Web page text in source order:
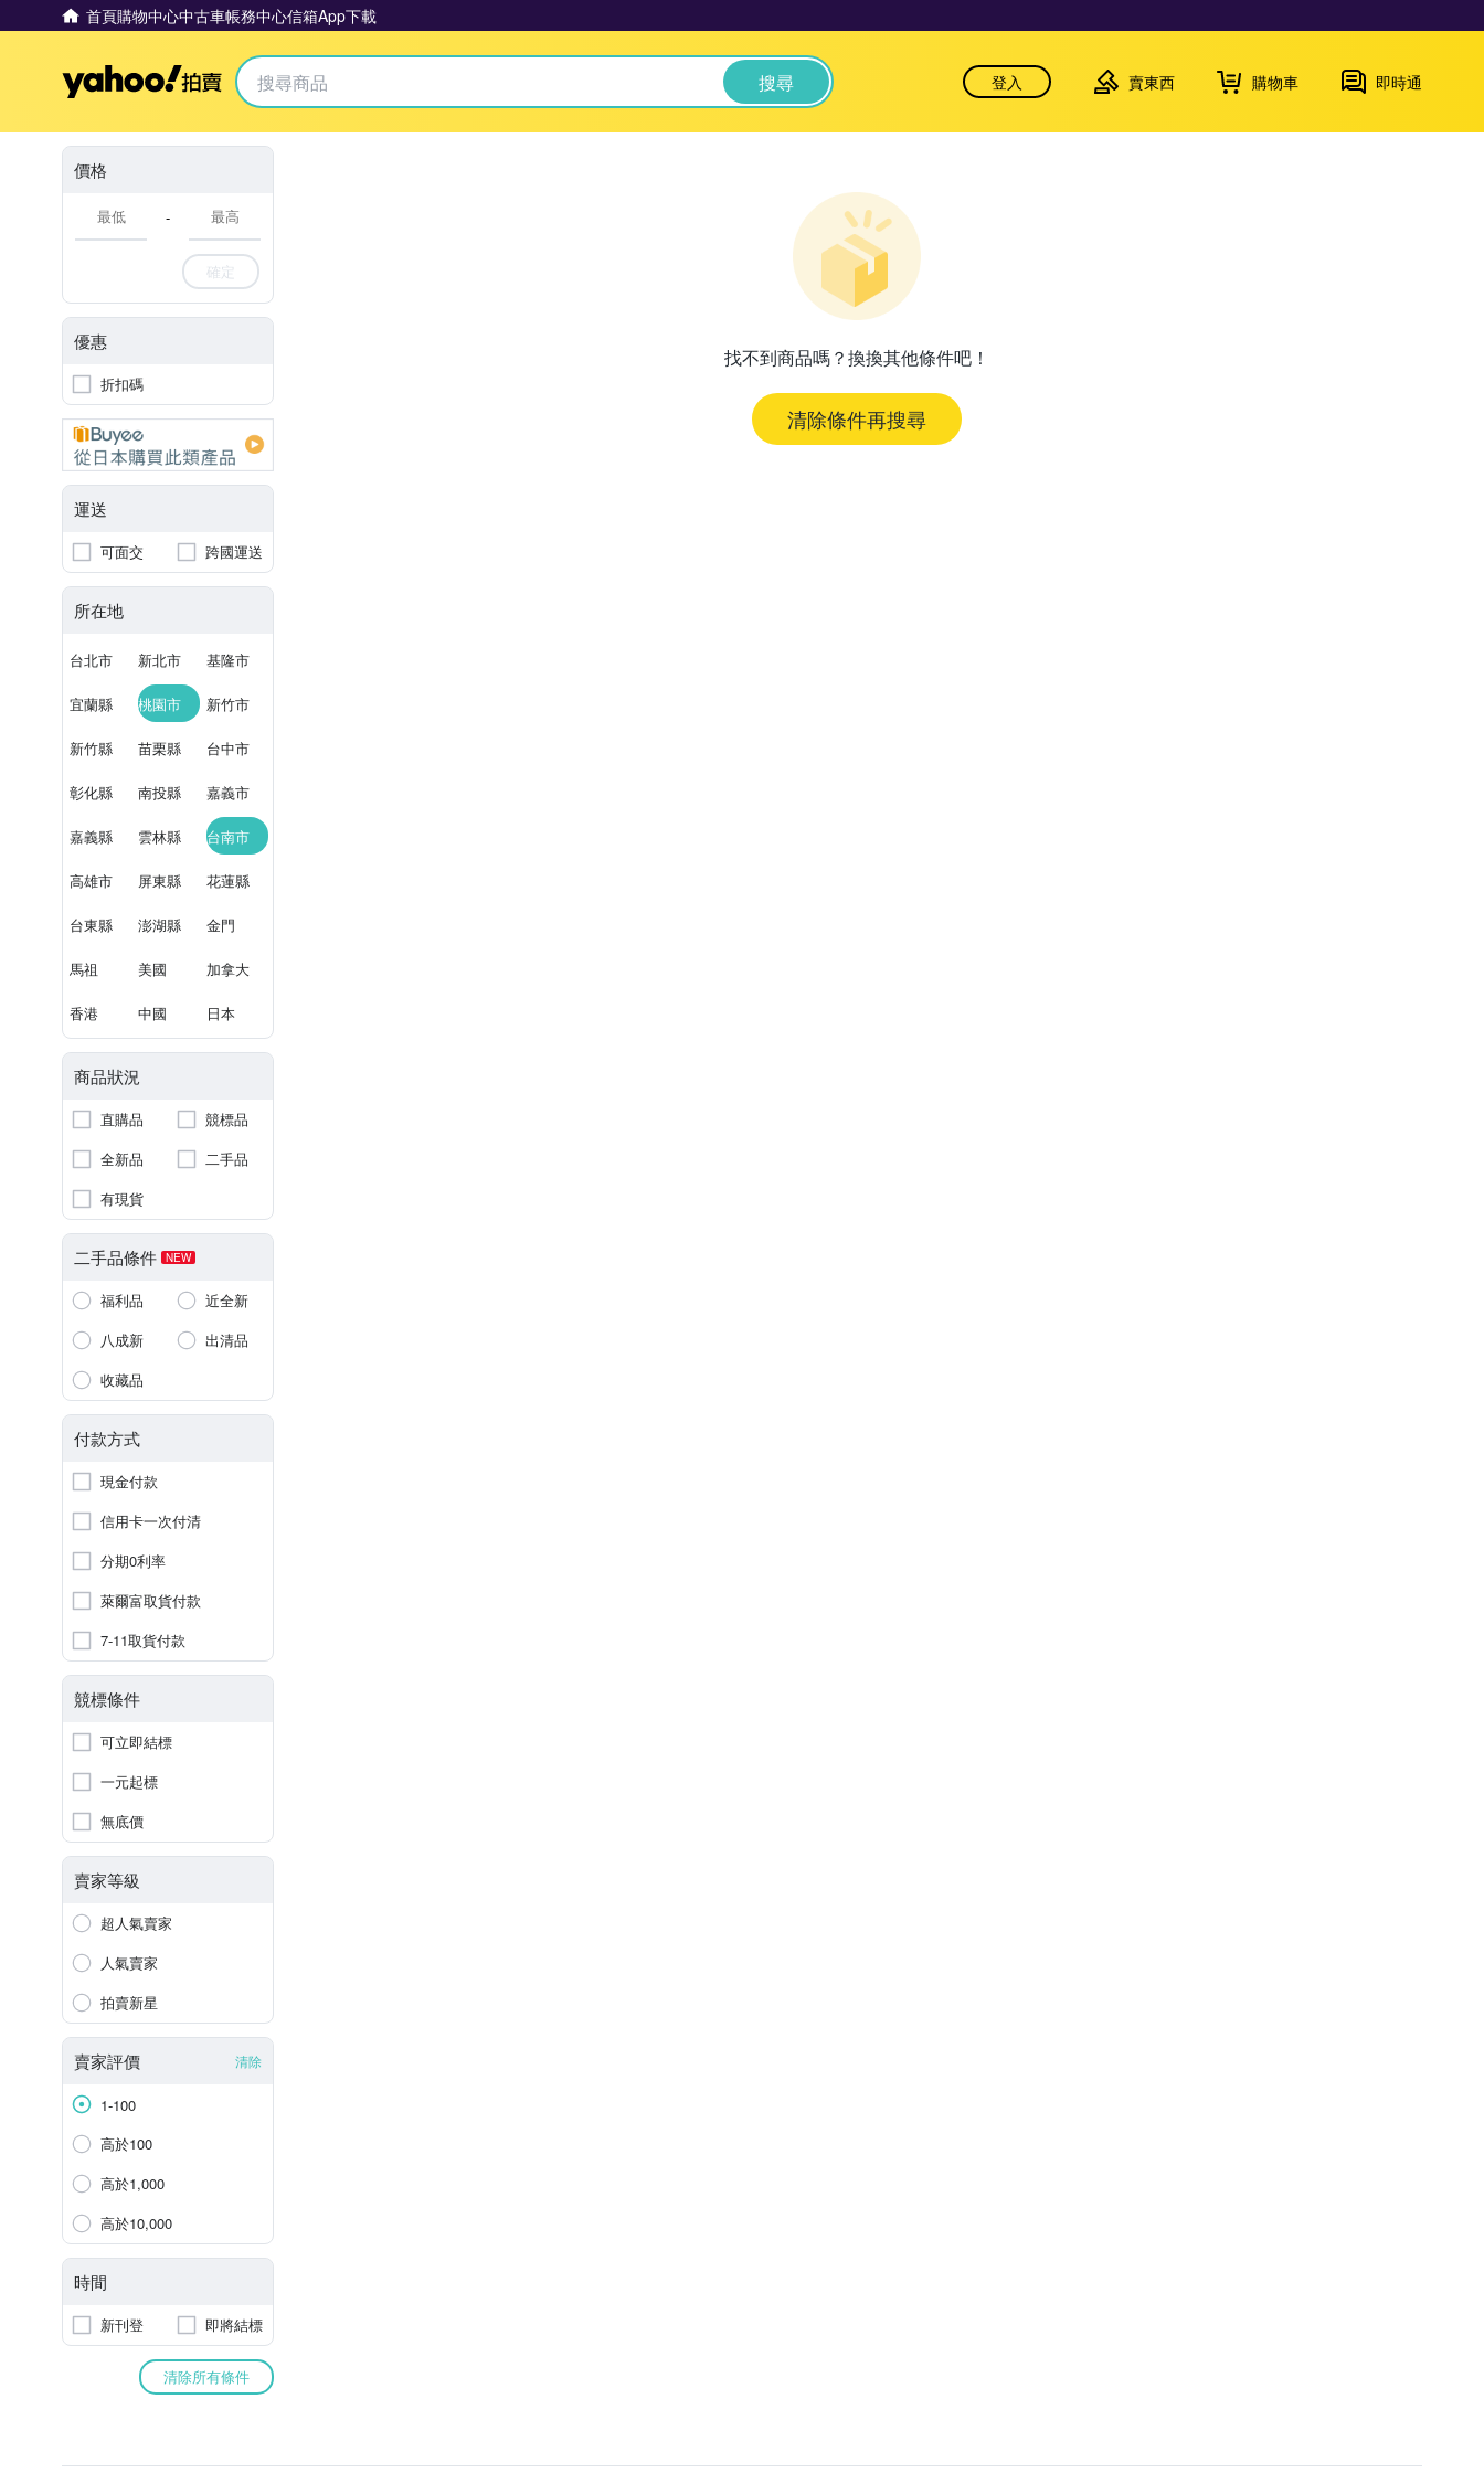
首頁購物中心中古車帳務中心信箱App下載
Yahoo拍賣 搜尋 登入 賣東西 購物車 即時通
價格
-
確定
優惠
折扣碼
運送
可面交 跨國運送
所在地
台北市 新北市 基隆市
宜蘭縣 桃園市 新竹市
新竹縣 苗栗縣 台中市
彰化縣 南投縣 嘉義市
嘉義縣 雲林縣 台南市
高雄市 屏東縣 花蓮縣
台東縣 澎湖縣 金門
馬祖 美國 加拿大
香港 中國 日本
商品狀況
直購品
競標品
全新品
二手品
有現貨
二手品條件 NEW
福利品
近全新
八成新
出清品
收藏品
付款方式
現金付款
信用卡一次付清
分期0利率
萊爾富取貨付款
7-11取貨付款
競標條件
可立即結標
一元起標
無底價
賣家等級
超人氣賣家
人氣賣家
拍賣新星
賣家評價 清除
1-100
高於100
高於1,000
高於10,000
時間
新刊登 即將結標
清除所有條件
找不到商品嗎？換換其他條件吧！
清除條件再搜尋